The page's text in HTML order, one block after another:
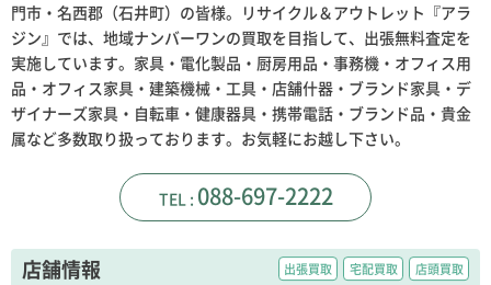
門市・名西郡（石井町）の皆様。リサイクル＆アウトレット『アラ
ジン』では、地域ナンバーワンの買取を目指して、出張無料査定を
実施しています。家具・電化製品・厨房用品・事務機・オフィス用
品・オフィス家具・建築機械・工具・店舗什器・ブランド家具・デ
ザイナーズ家具・自転車・健康器具・携帯電話・ブランド品・貴金
属など多数取り扱っております。お気軽にお越し下さい。
088-697-2222
店舗情報 出張買取 宅配買取 店頭買取